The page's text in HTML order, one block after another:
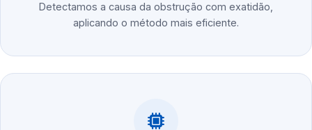
Detectamos a causa da obstrução com exatidão,
aplicando o método mais eficiente.